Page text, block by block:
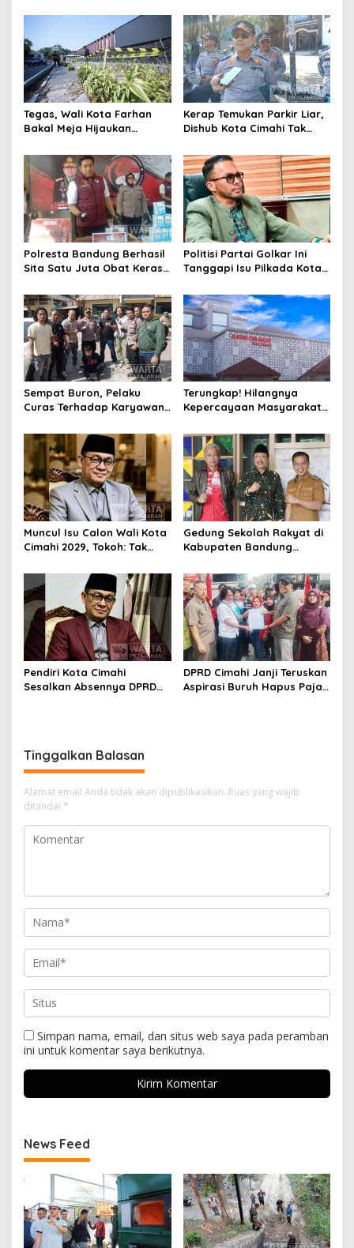
Cimahi Lakukan
Motor Berknalpot Brong
Tegas, Wali Kota Farhan
Bakal Meja Hijaukan
Riau
Kerap Temukan Parkir Liar,
Dishub Kota Cimahi Tak
Pembinaan
Polresta Bandung Berhasil
Sita Satu Juta Obat Keras
Kasus Narkoba
Politisi Partai Golkar Ini
Tanggapi Isu Pilkada Kota
Sempat Buron, Pelaku
Curas Terhadap Karyawan
Ditangkap Polisi
Terungkap! Hilangnya
Kepercayaan Masyarakat
Rebranding RSUD Cibabat
Muncul Isu Calon Wali Kota
Cimahi 2029, Tokoh: Tak
Legitimasi Parpol
Gedung Sekolah Rakyat di
Kabupaten Bandung
Siap Tampung Dua Ribu
Siswa
Pendiri Kota Cimahi
Sesalkan Absennya DPRD
DPRD Cimahi Janji Teruskan
Aspirasi Buruh Hapus Pajak
Tinggalkan Balasan
Alamat email Anda tidak akan dipublikasikan. Ruas yang wajib
ditandai *
Simpan nama, email, dan situs web saya pada peramban
ini untuk komentar saya berikutnya.
News Feed